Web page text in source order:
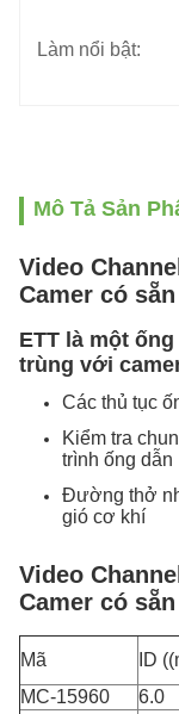
Làm nổi bật:
Mô Tả Sản
Video
Camer có sẵn
ETT là một
trùng với
Các thủ tục
Kiểm tra
trình ống dẫn
Đường thở
gió cơ khí
Video
Camer có sẵn
Mã ID
MC-15960
6.0